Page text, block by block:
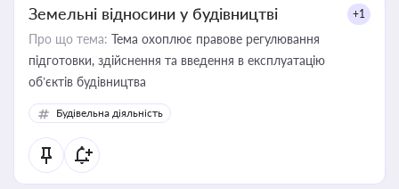
Земельні відносини у будівництві +1
Про що тема: Тема охоплює правове регулювання
підготовки, здійснення та введення в експлуатацію
об’єктів будівництва
Будівельна діяльність